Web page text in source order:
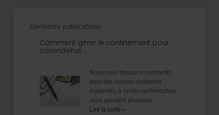
Dernières publications
Comment gérer le confinement pour
coronavirus ...
Nous nous trouvons contraints,
pour des raisons sanitaires
évidentes, à rester confinéschez
nous pendant plusieurs ...
Lire la suite››